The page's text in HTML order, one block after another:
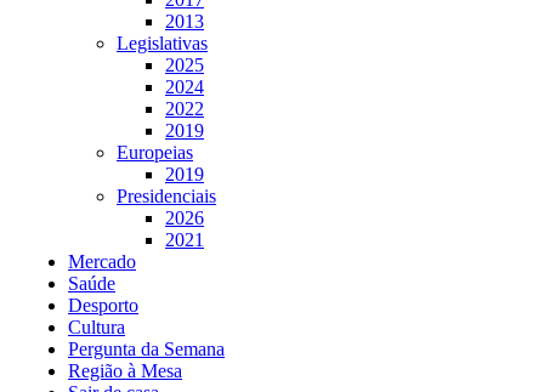
2013
Legislativas
2025
2024
2022
2019
Europeias
2019
Presidenciais
2026
2021
Mercado
Saúde
Desporto
Cultura
Pergunta da Semana
Região à Mesa